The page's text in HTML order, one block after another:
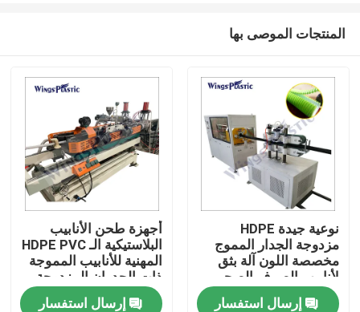
بيت
منتجات
المنتجات الموصى بها
نوعية جيدة HDPE
مزدوجة الجدار المموج
مخصصة اللون آلة بثق
لأنابيب الصرف الصحي
إرسال استفسار
أجهزة طحن الأنابيب
البلاستيكية الـ HDPE PVC
المهنية للأنابيب المموجة
ذات الجدران المزدوجة
إرسال استفسار